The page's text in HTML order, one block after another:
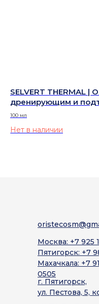
SELVERT THERMAL
дренирующим и
FIRMING & DRAINING
100 мл
Нет в наличии
Москва: +7 925
Пятигорск: +7
Махачкала: +7
0505
г. Пятигорск,
ул. Пестова, 5,